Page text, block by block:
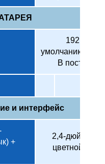
192 (по
умолчанию)/
В пост. тока
и интерфейс
+
2,4-
цветной